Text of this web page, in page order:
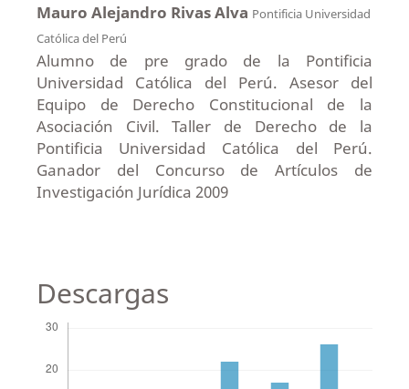
Mauro Alejandro Rivas Alva Pontificia Universidad
Católica del Perú
Alumno de pre grado de la Pontificia
Universidad Católica del Perú. Asesor del
Equipo de Derecho Constitucional de la
Asociación Civil. Taller de Derecho de la
Pontificia Universidad Católica del Perú.
Ganador del Concurso de Artículos de
Investigación Jurídica 2009
Descargas